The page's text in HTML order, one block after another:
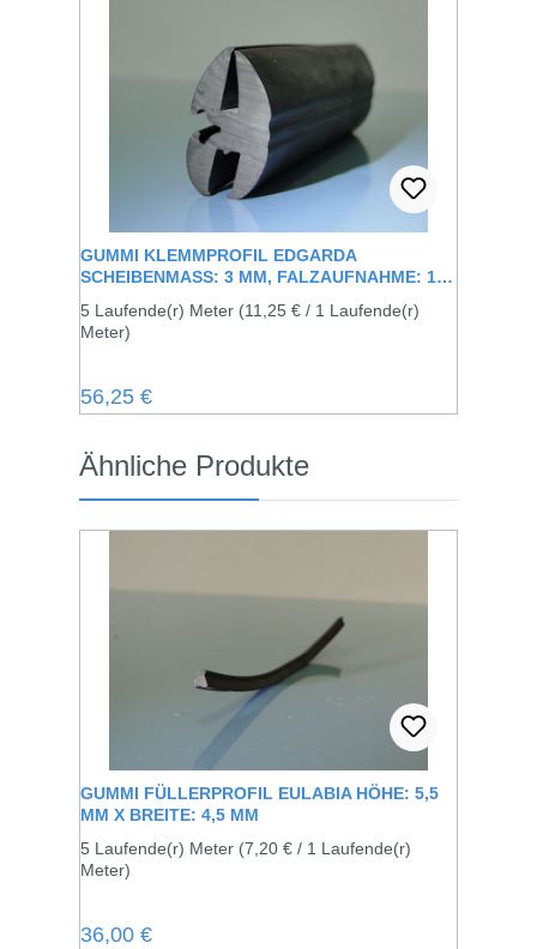
GUMMI KLEMMPROFIL EDGARDA
SCHEIBENMASS: 3 MM, FALZAUFNAHME: 1 M
5 Laufende(r) Meter (11,25 € / 1 Laufende(r)
Meter)
Regulärer Preis:
56,25 €
Produktgalerie überspringen
Ähnliche Produkte
GUMMI FÜLLERPROFIL EULABIA HÖHE: 5,5
MM X BREITE: 4,5 MM
5 Laufende(r) Meter (7,20 € / 1 Laufende(r)
Meter)
Regulärer Preis:
36,00 €